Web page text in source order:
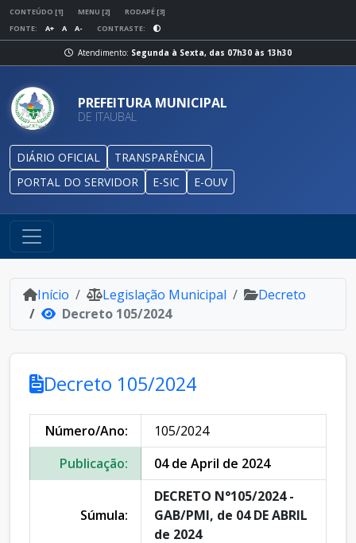
CONTEÚDO [1] MENU [2]
RODAPÉ [3]
FONTE:
A+ A A- CONTRASTE:
Atendimento: Segunda à Sexta, das 07h30 às 13h30
PREFEITURA MUNICIPAL
DE ITAUBAL
DIÁRIO OFICIAL
TRANSPARÊNCIA
PORTAL DO SERVIDOR
E-SIC E-OUV
Início Legislação Municipal
Decreto
Decreto 105/2024
Decreto 105/2024
Número/Ano:
105/2024
Publicação:
04 de April de 2024
Súmula:
DECRETO N°105/2024 -
GAB/PMI, de 04 DE ABRIL
de 2024